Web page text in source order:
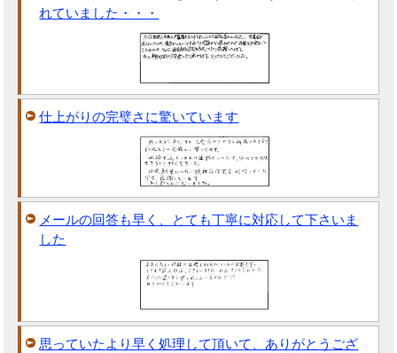
れていました・・・
仕上がりの完璧さに驚いています
メールの回答も早く、とても丁寧に対応して下さいま
した
思っていたより早く処理して頂いて、ありがとうござ